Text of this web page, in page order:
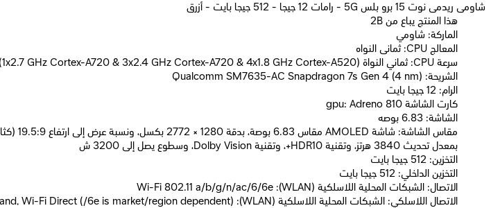
شاومى ريدمى نوت 15 برو بلس 5G - رامات 12 جيجا - 512 جيجا بايت - أزرق
2B هذا المنتج يباع من
الماركة: شاومي
المعالج CPU: ثمانى النواه
سرعة CPU: ثماني النواة (1x2.7 GHz Cortex-A720 & 3x2.4 GHz Cortex-A720 & 4x1.8 GHz Cortex-A520)
الشريحة: Qualcomm SM7635-AC Snapdragon 7s Gen 4 (4 nm)
الرام: 12 جيجا بايت
كارت الشاشة gpu: Adreno 810
الشاشة: 6.83 بوصه
بمعدل تحديث 3840 هرتز، وتقنية HDR10+، وتقنية Dolby Vision، وسطوع يصل إلى 3200 ش
التخزين: 512 جيجا بايت
التخزين الداخلي: 512 جيجا بايت
الاتصال: الشبكات المحلية اللاسلكية (WLAN): Wi-Fi 802.11 a/b/g/n/ac/6/6e